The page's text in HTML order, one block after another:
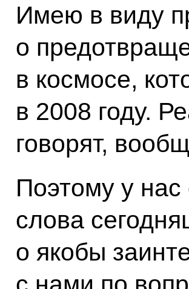
Имею в виду
о
в космосе,
в 2008 году.
говорят,
Поэтому у нас
слова
о якобы